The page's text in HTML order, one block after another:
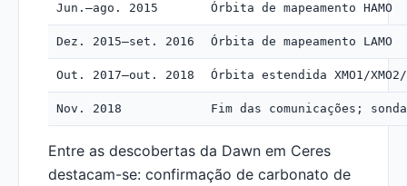
Jun.–ago. 2015 Órbita de mapeamento HAMO
Dez. 2015–set. 2016 Órbita de mapeamento LAMO
Out. 2017–out. 2018 Órbita estendida XMO1/XMO2/
Nov. 2018 Fim das comunicações;
Entre as descobertas da Dawn em Ceres
destacam-se: confirmação de carbonato de